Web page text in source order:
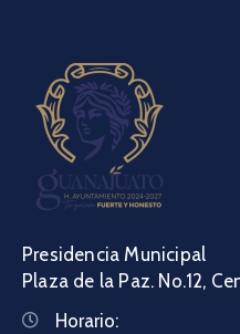
Presidencia
Plaza de la Paz. No.12,
Horario: